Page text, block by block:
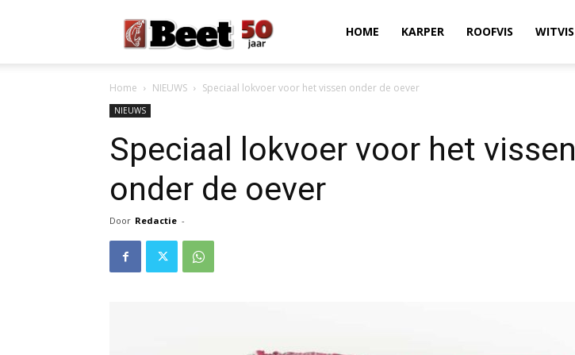
Magazine
HOME KARPER ROOFVIS WITVIS
Home NIEUWS Speciaal lokvoer voor het vissen onder de oever
NIEUWS
Speciaal lokvoer voor het vissen
onder de oever
Door Redactie -